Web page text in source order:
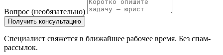
Вопрос (необязательно)
Получить консультацию
Специалист свяжется в ближайшее рабочее время. Без спам-
рассылок.